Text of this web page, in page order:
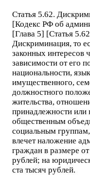
Статья 5.62.
[Кодекс РФ об
[Глава 5] [Статья
Дискриминация, то
законных интересов
зависимости от его
национальности,
имущественного,
должностного
жительства,
принадлежности или
общественным
социальным
влечет наложение
граждан в размере
рублей; на
ста тысяч рублей.